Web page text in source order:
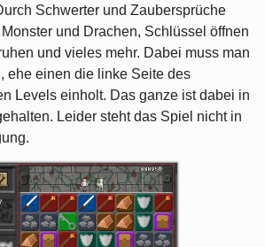
Schwerter und Zaubersprüche
und Drachen, Schlüssel öffnen
und vieles mehr. Dabei muss man
ehe einen die linke Seite des
Levels einholt. Das ganze ist dabei in
Leider steht das Spiel nicht in